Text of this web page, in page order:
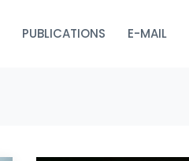
PUBLICATIONS E-MAIL